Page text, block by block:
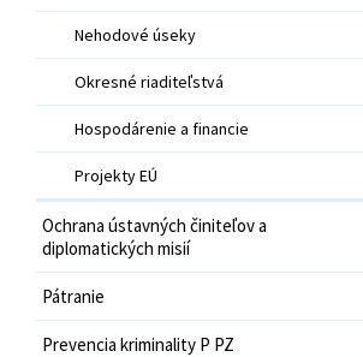
Nehodové úseky
Okresné riaditeľstvá
Hospodárenie a financie
Projekty EÚ
Ochrana ústavných činiteľov a
diplomatických misií
Pátranie
Prevencia kriminality P PZ